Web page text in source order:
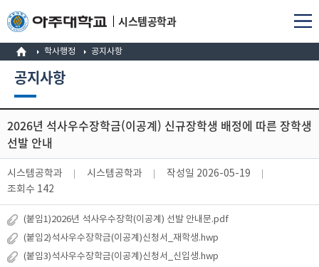
시스템공학과
학사행정 공지사항
공지사항
2026년 석사우수장학금(이공계) 신규장학생 배정에 따른 장학생
선발 안내
시스템공학과 시스템공학과 작성일 2026-05-19
조회수 142
(붙임1)2026년 석사우수장학(이공계) 선발 안내문.pdf
(붙임2)석사우수장학금(이공계)신청서_재학생.hwp
(붙임3)석사우수장학금(이공계)신청서_신입생.hwp